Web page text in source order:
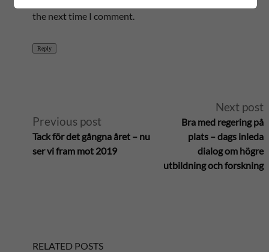
the next time I comment.
Reply
n
Previous post
Tack för det gångna året – nu
ser vi fram mot 2019
Next post
Bra med regering på
plats – dags inleda
dialog om högre
utbildning och forskning
RELATED POSTS